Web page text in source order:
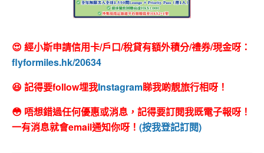
😍 經小斯申請信用卡/戶口/稅貸有額外積分/禮券/現金呀：
flyformiles.hk/20634
😆 記得要follow埋我Instagram睇我啲靚旅行相呀！
😳 唔想錯過任何優惠或消息，記得要訂閱我既電子報呀！
一有消息就會email通知你呀！ (按我登記訂閱)